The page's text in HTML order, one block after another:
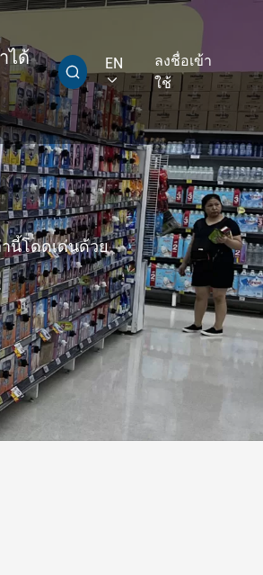
ได้
 EN

ลงชื่อเข้า
ใช้
นี้โดดเด่นด้วย